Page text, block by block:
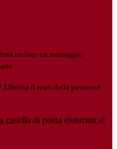
inviato un messaggio
Effettua il reset della password
casella di posta elettronica!